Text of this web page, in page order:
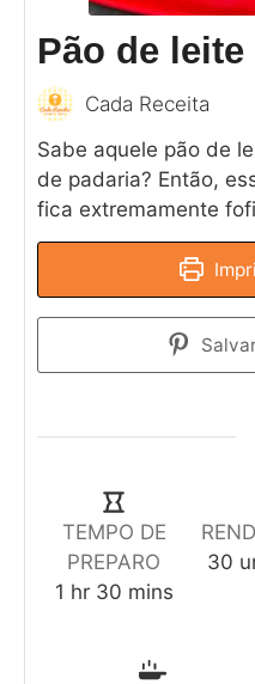
Pão de leite
Cada Receita
Sabe aquele pão de
de padaria? Então,
fica extremamente
TEMPO DE
PREPARO
1 hr 30 mins
30